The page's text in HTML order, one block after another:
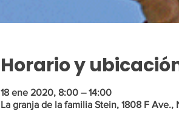
Horario y
18 ene 2020, 8:00 – 14:00
La granja de la familia Stein, 1808 F Ave.,